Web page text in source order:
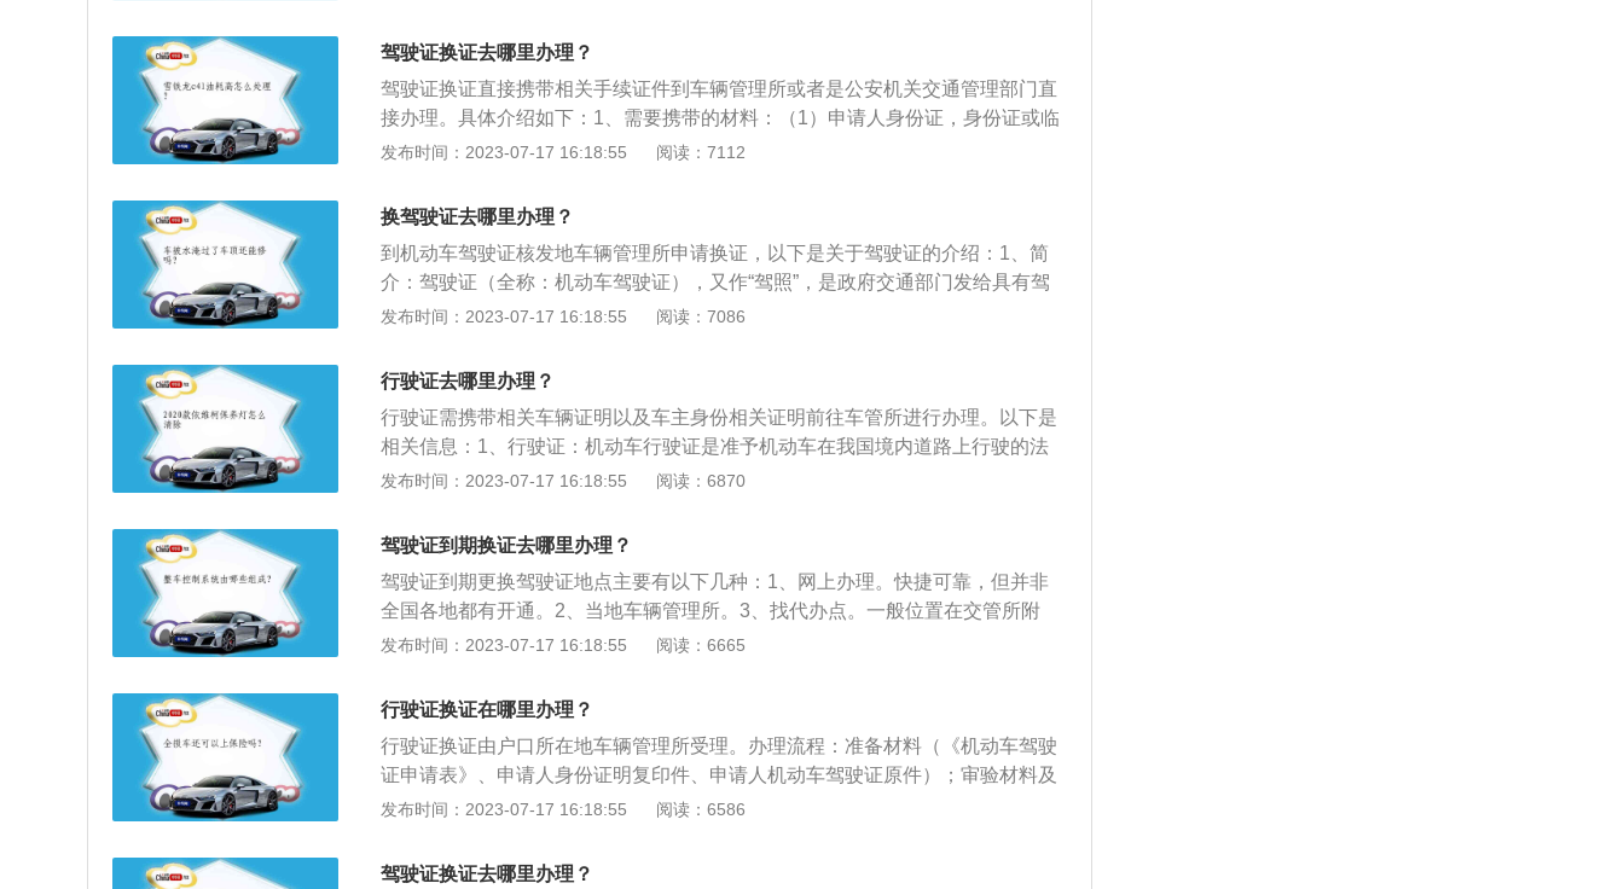
证逾期未换证的三种情况：（1）驾驶证过期1年内，可以正常办理换证，但在换
证前不能开车上路。（2）驾驶证超过有效期1年未到3年，属于注销可恢复，可
在通过科目一考试后恢复驾驶资格。（3）驾驶证过期超过3年，只能重新考取。
驾驶证换证去哪里办理？
驾驶证换证直接携带相关手续证件到车辆管理所或者是公安机关交通管理部门直
接办理。具体介绍如下：1、需要携带的材料：（1）申请人身份证，身份证或临
时身份证原件及复印件。（2）县级以上医疗机构的身体状况证明。（3）需要驾
以提前三个月，可以延后三年的时间，提前更换机动车驾驶证并不会有任何影
响，延后更换机动车驾驶证，超过一年的时间就要重新考科目一；一旦机动车驾
驶证延期超过36个月，车辆管理所或者是公安机关交通管理部门，会对机动车驾
驶证做注销处理。
发布时间：2023-07-17 16:18:55 阅读：7112
换驾驶证去哪里办理？
到机动车驾驶证核发地车辆管理所申请换证，以下是关于驾驶证的介绍：1、简
介：驾驶证（全称：机动车驾驶证），又作“驾照”，是政府交通部门发给具有驾
驶资格人士的证明文件，通常是一张卡片。2、要求：要取得驾驶证，需要符合
类，例如摩托车、小客车、货车、公共汽车等。3、申请：驾驶人通过学习，训
练，考核完成以后，才有公安部交通警察支队部门颁发合格的驾驶证书。
发布时间：2023-07-17 16:18:55 阅读：7086
行驶证去哪里办理？
行驶证需携带相关车辆证明以及车主身份相关证明前往车管所进行办理。以下是
相关信息：1、行驶证：机动车行驶证是准予机动车在我国境内道路上行驶的法
定证件。行驶证由证夹、主页、副页三部分组成。其中主页正面是已签注的证
的相关资料：机动车所有人的身份证明；购车发票等机动车来历证明；机动车整
车出厂合格证明或者进口机动车进口凭证；车辆购置税完税证明或者免税凭证；
机动车交通事故责任强制保险凭证。
发布时间：2023-07-17 16:18:55 阅读：6870
驾驶证到期换证去哪里办理？
驾驶证到期更换驾驶证地点主要有以下几种：1、网上办理。快捷可靠，但并非
全国各地都有开通。2、当地车辆管理所。3、找代办点。一般位置在交管所附
近。4、当地邮政局。快捷可靠，但并非全国各地都有开通。扩展内容：去当地
当地车辆管理所排号并领取填写《机动车驾驶证申请表》。3、在大厅等待叫号
后在柜台办理，并且交相关费用。4、等待三个工作日即可拿到。
发布时间：2023-07-17 16:18:55 阅读：6665
行驶证换证在哪里办理？
行驶证换证由户口所在地车辆管理所受理。办理流程：准备材料（《机动车驾驶
证申请表》、申请人身份证明复印件、申请人机动车驾驶证原件）；审验材料及
缴费（审验材料符合要求后办理、缴费）；领取驾驶证。行驶证换证所需材料如
印件。复印件为A4规格，其中居民二代身份证、暂住证需复印正反两面。3、申
发布时间：2023-07-17 16:18:55 阅读：6586
驾驶证换证去哪里办理？